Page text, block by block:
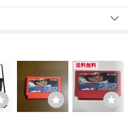
送料無料